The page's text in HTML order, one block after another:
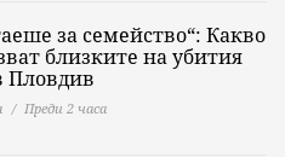
за семейство“: Какво
близките на убития
Преди 2 часа